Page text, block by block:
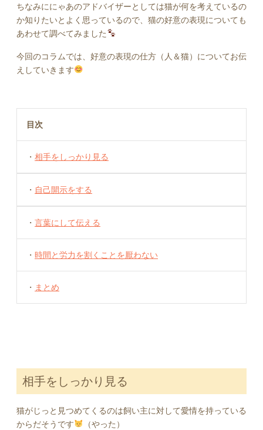
ちなみににゃあのアドバイザーとしては猫が何を考えているの
か知りたいとよく思っているので、猫の好意の表現についても
あわせて調べてみました
今回のコラムでは、好意の表現の仕方（人＆猫）についてお伝
えしていきます
目次
・ 相手をしっかり見る
・ 自己開示をする
・ 言葉にして伝える
・ 時間と労力を割くことを厭わない
・ まとめ
相手をしっかり見る
猫がじっと見つめてくるのは飼い主に対して愛情を持っている
からだそうです
（やった）